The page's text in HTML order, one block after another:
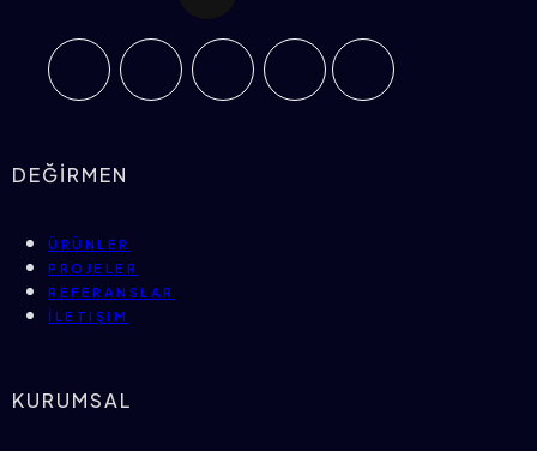
DEĞİRMEN
ÜRÜNLER
PROJELER
REFERANSLAR
İLETIŞIM
KURUMSAL